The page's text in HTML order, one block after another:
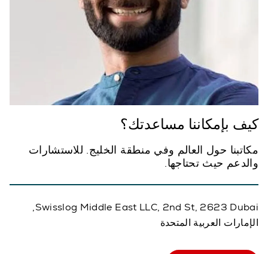
كيف بإمكاننا مساعدتك؟
مكاتبنا حول العالم وفي منطقة الخليج. للاستشارات
والدعم حيث تحتاجها.
Swisslog Middle East LLC, 2nd St, 2623 Dubai,
الإمارات العربية المتحدة